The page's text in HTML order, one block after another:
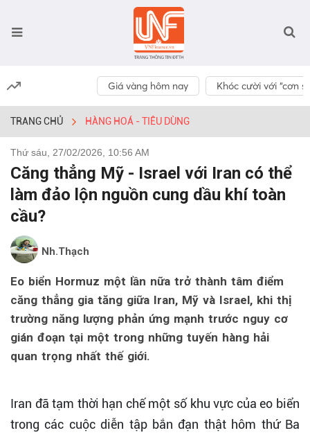
Giá vàng hôm nay Khóc cười với “cơn
TRANG CHỦ HÀNG HOÁ - TIÊU DÙNG
Thứ sáu, 27/02/2026, 10:56 AM
Căng thẳng Mỹ - Israel với Iran có thể
làm đảo lộn nguồn cung dầu khí toàn
cầu?
Nh.Thạch
Eo biển Hormuz một lần nữa trở thành tâm điểm
căng thẳng gia tăng giữa Iran, Mỹ và Israel, khi thị
trường năng lượng phản ứng mạnh trước nguy cơ
gián đoạn tại một trong những tuyến hàng hải
quan trọng nhất thế giới.
Iran đã tạm thời hạn chế một số khu vực của eo biển
trong các cuộc diễn tập bắn đạn thật hôm thứ Ba